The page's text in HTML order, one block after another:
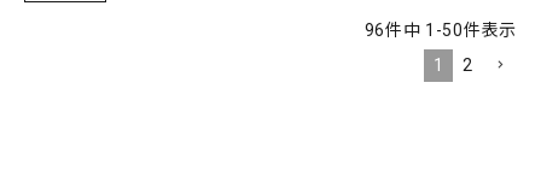
96件中 1 -50件表示
1
2